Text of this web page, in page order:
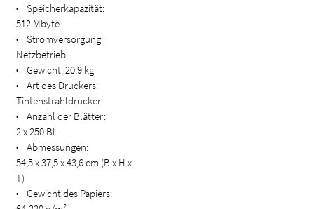
•
Speicherkapazität:
512 Mbyte
•
Stromversorgung:
Netzbetrieb
• Gewicht:20,9 kg
•
Art des Druckers:
Tintenstrahldrucker
•
Anzahl der Blätter:
2 x 250 Bl.
•
Abmessungen:
54,5 x 37,5 x 43,6 cm (B x H x
T)
•
Gewicht des Papiers: